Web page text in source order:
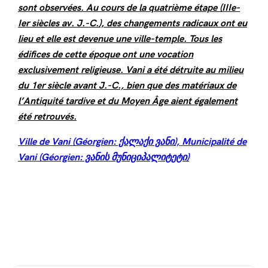
sont observées. Au cours de la quatrième étape (IIIe-
Ier siècles av. J.-C.), des changements radicaux ont eu
lieu et elle est devenue une ville-temple. Tous les
édifices de cette époque ont une vocation
exclusivement religieuse. Vani a été détruite au milieu
du 1er siècle avant J.-C., bien que des matériaux de
l’Antiquité tardive et du Moyen Âge aient également
été retrouvés.
Ville de Vani (Géorgien: ქალაქი ვანი), Municipalité de
Vani (Géorgien: ვანის მუნიციპალიტეტი)